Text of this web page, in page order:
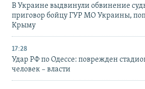
В Украине выдвинули обвинение
приговор бойцу ГУР МО Украины,
Крыму
17:28
Удар РФ по Одессе: поврежден
человек – власти